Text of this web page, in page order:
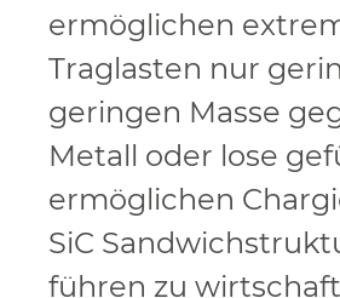
ermöglichen
Traglasten nur
geringen Masse
Metall oder lose
ermöglichen
SiC
führen zu